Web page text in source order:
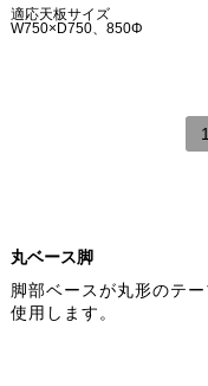
適応天板サイズ
W750×D750、850Φ
1
丸ベース脚
脚部ベースが丸形のテ
使用します。